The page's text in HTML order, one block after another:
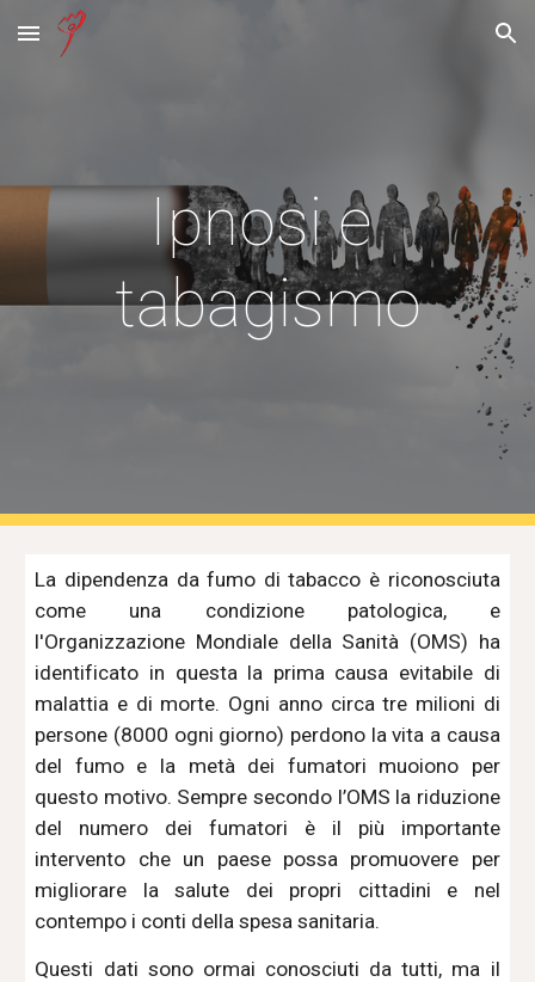
Skip to main content Skip to navigation
Ipnosi e
tabagismo
La dipendenza da fumo di tabacco è riconosciuta
come una condizione patologica, e
l'Organizzazione Mondiale della Sanità (OMS) ha
identificato in questa la prima causa evitabile di
malattia e di morte. Ogni anno circa tre milioni di
persone (8000 ogni giorno) perdono la vita a causa
del fumo e la metà dei fumatori muoiono per
questo motivo. Sempre secondo l’OMS la riduzione
del numero dei fumatori è il più importante
intervento che un paese possa promuovere per
migliorare la salute dei propri cittadini e nel
contempo i conti della spesa sanitaria.
Questi dati sono ormai conosciuti da tutti, ma il